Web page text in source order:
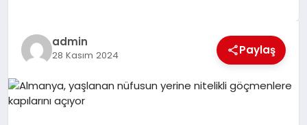
EKONOMI
EĞITIM
admin
28 Kasım 2024 Paylaş